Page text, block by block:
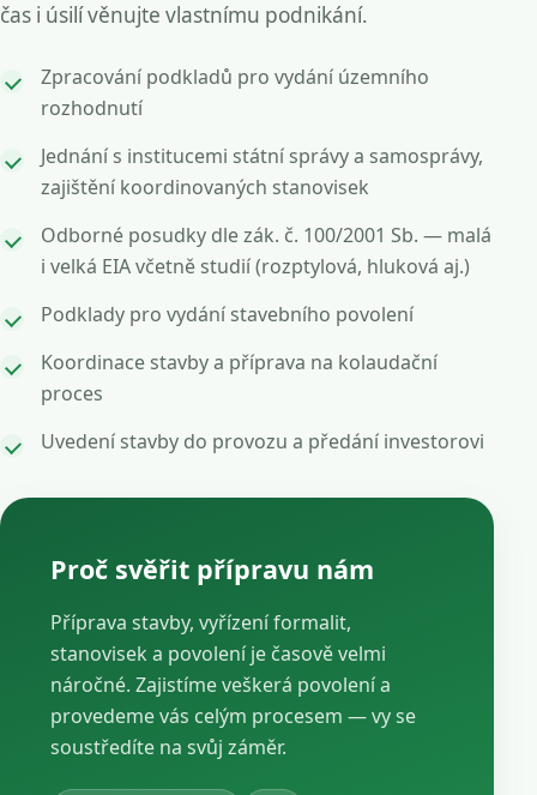
čas i úsilí věnujte vlastnímu podnikání.
Zpracování podkladů pro vydání územního
rozhodnutí
Jednání s institucemi státní správy a samosprávy,
zajištění koordinovaných stanovisek
Odborné posudky dle zák. č. 100/2001 Sb. — malá
i velká EIA včetně studií (rozptylová, hluková aj.)
Podklady pro vydání stavebního povolení
Koordinace stavby a příprava na kolaudační
proces
Uvedení stavby do provozu a předání investorovi
Proč svěřit přípravu nám
Příprava stavby, vyřízení formalit,
stanovisek a povolení je časově velmi
náročné. Zajistíme veškerá povolení a
provedeme vás celým procesem — vy se
soustředíte na svůj záměr.